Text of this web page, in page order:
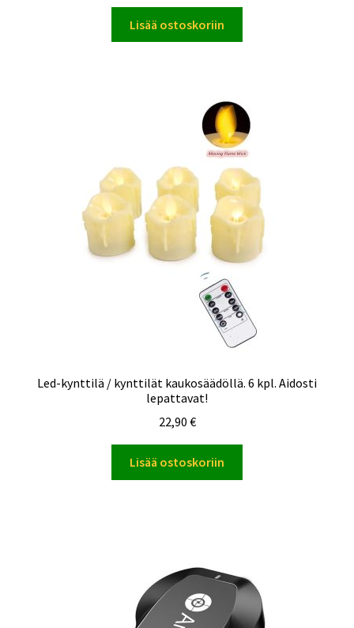
Lisää ostoskoriin
Led-kynttilä / kynttilät kaukosäädöllä. 6 kpl. Aidosti
lepattavat!
22,90 €
Lisää ostoskoriin